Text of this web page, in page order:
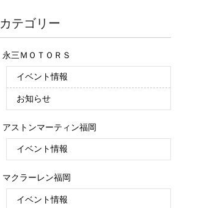
カテゴリー
永三ＭＯＴＯＲＳ
イベント情報
お知らせ
アストンマーティン福岡
イベント情報
マクラーレン福岡
イベント情報